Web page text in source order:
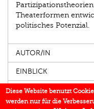
Theaterformen
politisches Potenzial.
AUTOR/IN
EINBLICK
IN DEN MEDIEN
Diese Website benutzt
werden nur für die